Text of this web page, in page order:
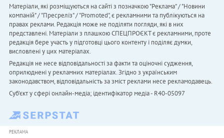
Матеріали, які розміщуються на сайті з позначкою "Реклама" / "Новини
компаній" / "Пресреліз" / "Promoted", є рекламними та публікуються на
правах реклами. Редакція може не поділяти погляди, які в них
представлені. Матеріали з плашкою СПЕЦПРОЄКТ є рекламними, проте
редакція бере участь у підготовці цього контенту і поділяє думки,
висловлені у цих матеріалах.
Редакція не несе відповідальності за факти та оціночні судження,
оприлюднені у рекламних матеріалах. Згідно з українським
законодавством, відповідальність за зміст реклами несе рекламодавець.
Cуб'єкт у сфері онлайн-медіа; ідентифікатор медіа - R40-05097
РЕКЛАМА